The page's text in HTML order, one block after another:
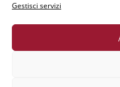
Gestisci servizi